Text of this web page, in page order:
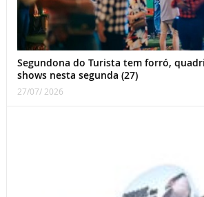
Segundona do Turista tem forró,
shows nesta segunda (27)
27/07/ 2026